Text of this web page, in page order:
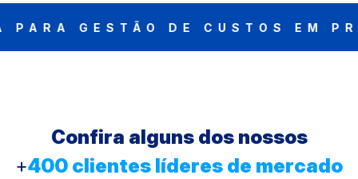
GESTÃO DE CUSTOS EM
Confira alguns dos nossos
+400 clientes líderes de mercado